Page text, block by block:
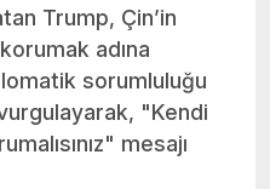
Trump, Çin’in
adına
sorumluluğu
"Kendi
mesajı